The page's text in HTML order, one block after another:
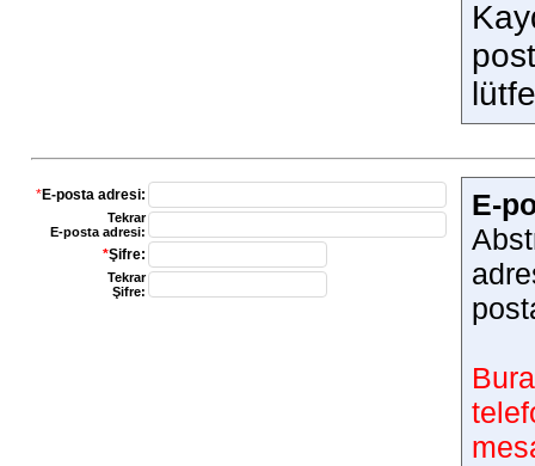
*E-posta adresi:
Tekrar
E-posta adresi:
*Şifre:
Tekrar
Şifre:
E-